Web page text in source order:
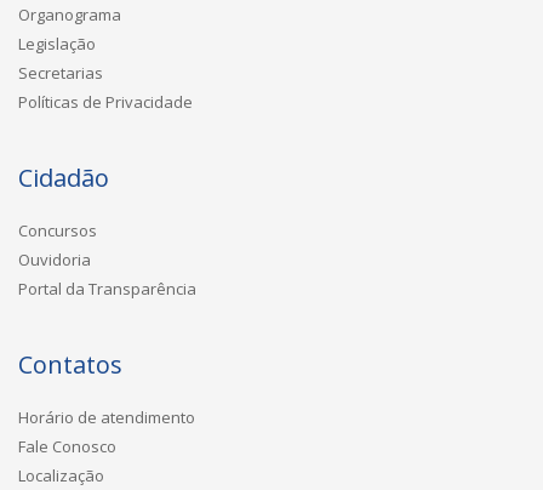
Organograma
Legislação
Secretarias
Políticas de Privacidade
Cidadão
Concursos
Ouvidoria
Portal da Transparência
Contatos
Horário de atendimento
Fale Conosco
Localização